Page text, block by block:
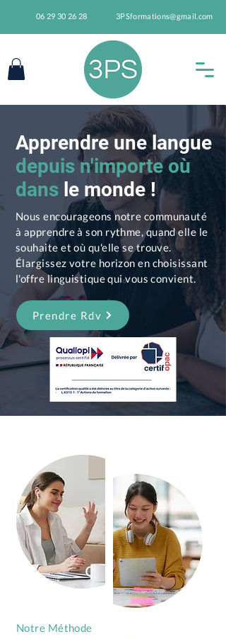
3PSformations@gmail.com
06 29 30 26 28
Apprendre une langue
depuis n'importe où
dans le monde !
Nous encourageons notre communauté
à apprendre à son rythme, quand elle le
souhaite et où qu'elle se trouve.
Élargissez votre horizon en choisissant
l'offre linguistique qui vous convient.
Prendre Rdv
Notre Méthode